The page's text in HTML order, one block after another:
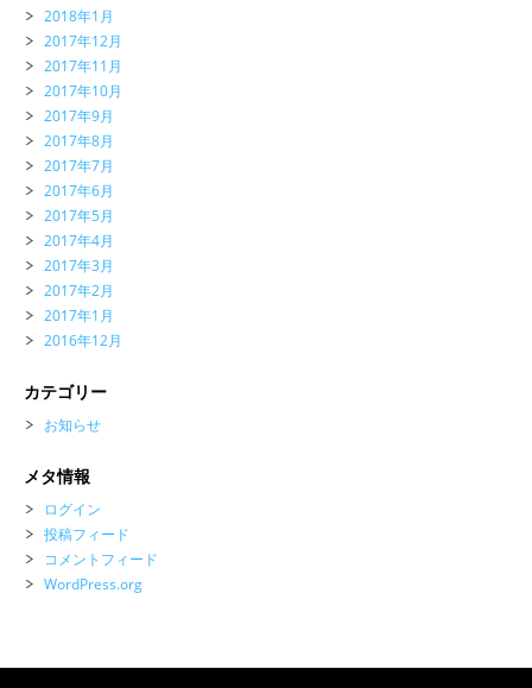
2018年1月
2017年12月
2017年11月
2017年10月
2017年9月
2017年8月
2017年7月
2017年6月
2017年5月
2017年4月
2017年3月
2017年2月
2017年1月
2016年12月
カテゴリー
お知らせ
メタ情報
ログイン
投稿フィード
コメントフィード
WordPress.org